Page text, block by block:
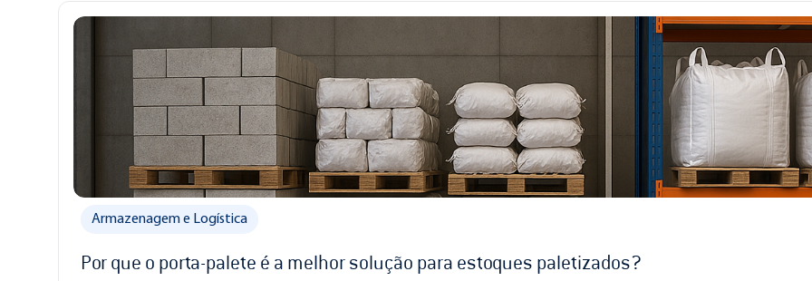
Armazenagem e Logística
Por que o porta-palete é a melhor solução para estoques paletizados?